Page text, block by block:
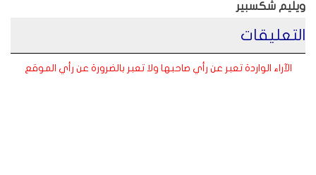
ويليم شكسبير
التعليقات
الآراء الواردة تعبر عن رأي صاحبها ولا تعبر بالضرورة عن رأي الموقع